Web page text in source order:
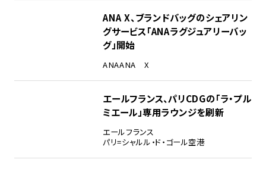
ANA X、ブランドバッグのシェアリン
グサービス「ANAラグジュアリーバッ
グ」開始
ANAANA X
エールフランス、パリCDGの「ラ・プル
ミエール」専用ラウンジを刷新
エールフランス
パリ=シャルル・ド・ゴール空港